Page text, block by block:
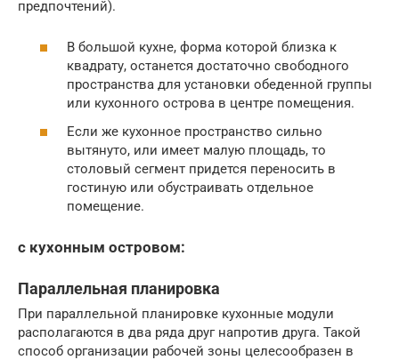
предпочтений).
В большой кухне, форма которой близка к
квадрату, останется достаточно свободного
пространства для установки обеденной группы
или кухонного острова в центре помещения.
Если же кухонное пространство сильно
вытянуто, или имеет малую площадь, то
столовый сегмент придется переносить в
гостиную или обустраивать отдельное
помещение.
с кухонным островом:
Параллельная планировка
При параллельной планировке кухонные модули
располагаются в два ряда друг напротив друга. Такой
способ организации рабочей зоны целесообразен в